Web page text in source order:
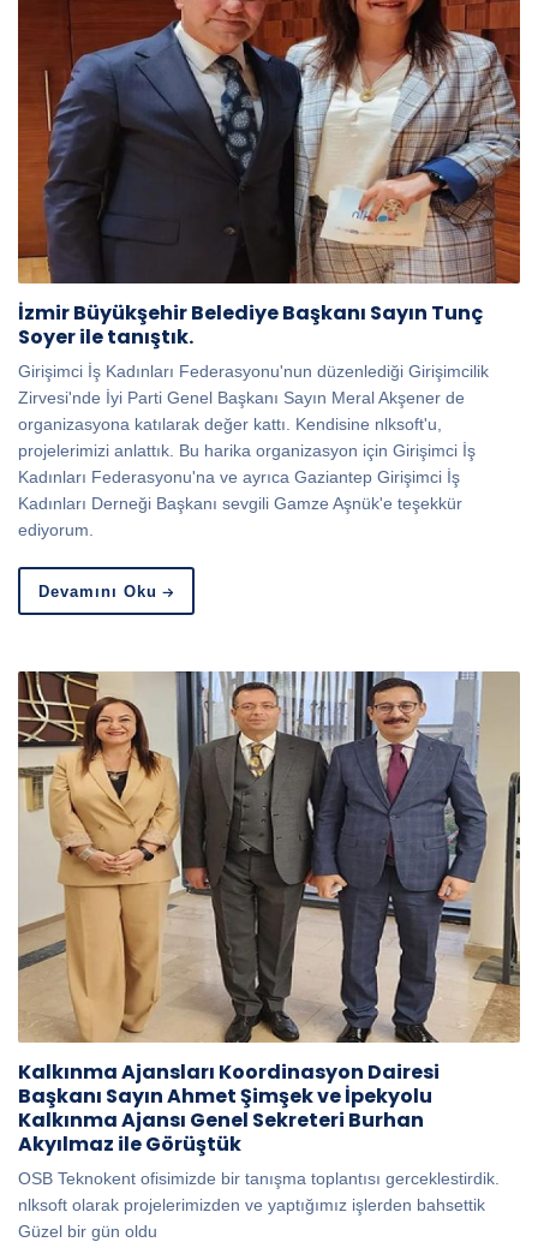
İzmir Büyükşehir Belediye Başkanı Sayın Tunç
Soyer ile tanıştık.
Girişimci İş Kadınları Federasyonu'nun düzenlediği Girişimcilik
Zirvesi'nde İyi Parti Genel Başkanı Sayın Meral Akşener de
organizasyona katılarak değer kattı. Kendisine nlksoft'u,
projelerimizi anlattık. Bu harika organizasyon için Girişimci İş
Kadınları Federasyonu'na ve ayrıca Gaziantep Girişimci İş
Kadınları Derneği Başkanı sevgili Gamze Aşnük'e teşekkür
ediyorum.
Devamını Oku
Kalkınma Ajansları Koordinasyon Dairesi
Başkanı Sayın Ahmet Şimşek ve İpekyolu
Kalkınma Ajansı Genel Sekreteri Burhan
Akyılmaz ile Görüştük
OSB Teknokent ofisimizde bir tanışma toplantısı gerceklestirdik.
nlksoft olarak projelerimizden ve yaptığımız işlerden bahsettik
Güzel bir gün oldu